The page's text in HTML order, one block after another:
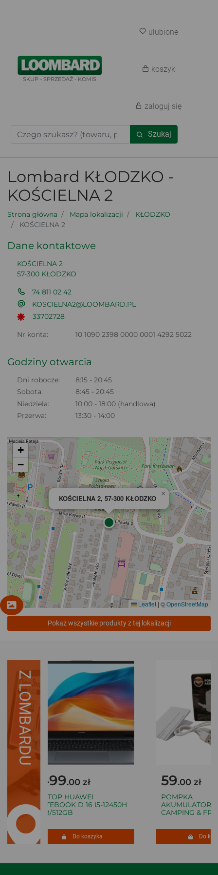
SKUP - SPRZEDAŻ - KOMIS
Szukaj
ulubione
koszyk
zaloguj się
Lombard KŁODZKO -
KOŚCIELNA 2
Strona główna Mapa lokalizacji
KŁODZKO
KOŚCIELNA 2
Dane kontaktowe
KOŚCIELNA 2
57-300 KŁODZKO
74 811 02 42
KOSCIELNA2@LOOMBARD.PL
33702728
Nr konta: 10 1090 2398 0000 0001 4292 5022
Godziny otwarcia
Dni robocze:
8:15 - 20:45
Sobota:
8:45 - 20:45
Niedziela:
10:00 - 18:00 (handlowa)
Przerwa:
13:30 - 14:00
KOŚCIELNA 2, 57-300 KŁODZKO
×
+
−
Leaflet | ©OpenStreetMap
Pokaż wszystkie produkty z tej lokalizacji
Z LOMBARDU
1499.00 zł
LAPTOP HUAWEI
MATEBOOK D 16 I5-12450H
8GB/512GB
Do koszyka
59.00 zł
POMPKA
CAMPING &
Do